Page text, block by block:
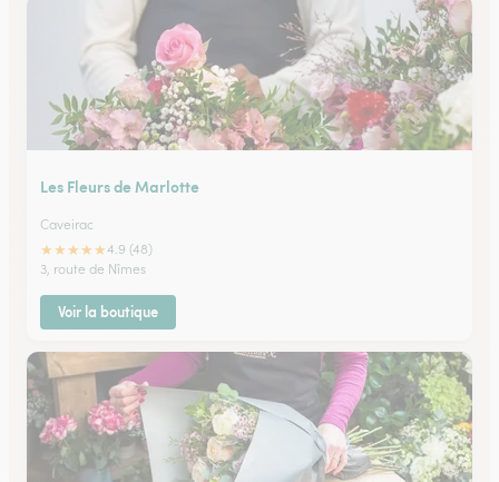
Les Fleurs de Marlotte
Caveirac
★★★★★4.9 (48)
3, route de Nîmes
Voir la boutique